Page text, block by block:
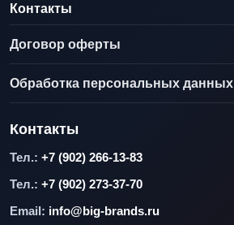
Контакты
Договор оферты
Обработка персональных данных
Контакты
Тел.: +7 (902) 266-13-83
Тел.: +7 (902) 273-37-70
Email: info@big-brands.ru